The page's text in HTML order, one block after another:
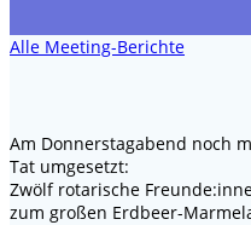
Alle Meeting-Berichte
Am Donnerstagabend noch
Tat umgesetzt:
Zwölf rotarische
zum großen Erdbeer-